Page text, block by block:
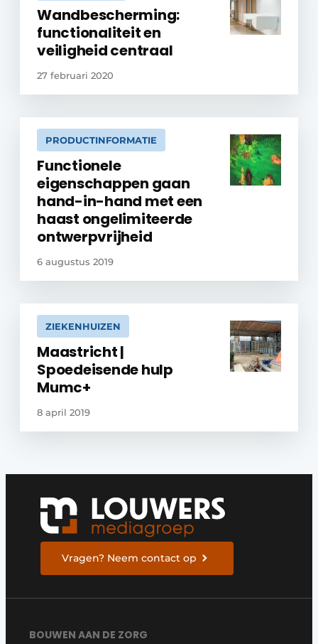
Wandbescherming:
functionaliteit en
veiligheid centraal
27 februari 2020
PRODUCTINFORMATIE
Functionele
eigenschappen gaan
hand-in-hand met een
haast ongelimiteerde
ontwerpvrijheid
6 augustus 2019
ZIEKENHUIZEN
Maastricht |
Spoedeisende hulp
Mumc+
8 april 2019
Vragen? Neem contact op
BOUWEN AAN DE ZORG